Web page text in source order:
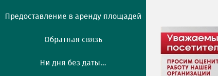
Предоставление в аренду площадей
Обратная связь
Ни дня без даты...